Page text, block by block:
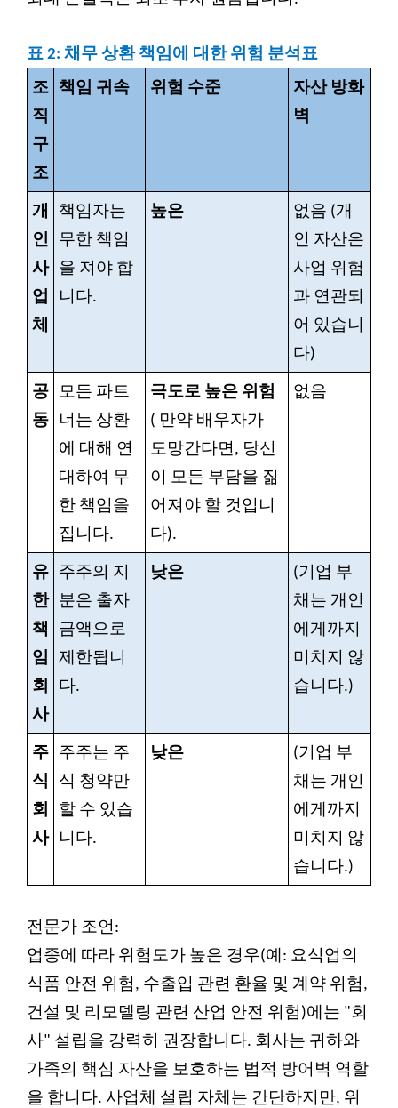
표 2: 채무 상환 책임에 대한 위험 분석표
조
직
구
조
책임 귀속 위험 수준
자산 방화
벽
개
인
사
업
체
책임자는
무한 책임
을 져야 합
니다.
높은
없음 (개
인 자산은
사업 위험
과 연관되
어 있습니
다)
공
동
모든 파트
너는 상환
에 대해 연
대하여 무
한 책임을
집니다.
극도로 높은 위험
( 만약 배우자가
도망간다면, 당신
이 모든 부담을 짊
어져야 할 것입니
다).
없음
유
한
책
임
회
사
주주의 지
분은 출자
금액으로
제한됩니
다.
낮은
(기업 부
채는 개인
에게까지
미치지 않
습니다.)
주
식
회
사
주주는 주
식 청약만
할 수 있습
니다.
낮은
(기업 부
채는 개인
에게까지
미치지 않
습니다.)
전문가 조언:
업종에 따라 위험도가 높은 경우(예: 요식업의
식품 안전 위험, 수출입 관련 환율 및 계약 위험,
건설 및 리모델링 관련 산업 안전 위험)에는 "회
사" 설립을 강력히 권장합니다. 회사는 귀하와
가족의 핵심 자산을 보호하는 법적 방어벽 역할
을 합니다. 사업체 설립 자체는 간단하지만, 위